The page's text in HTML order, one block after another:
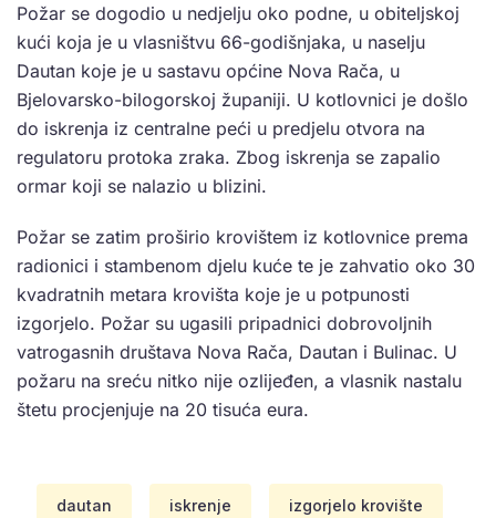
Požar se dogodio u nedjelju oko podne, u obiteljskoj
kući koja je u vlasništvu 66-godišnjaka, u naselju
Dautan koje je u sastavu općine Nova Rača, u
Bjelovarsko-bilogorskoj županiji. U kotlovnici je došlo
do iskrenja iz centralne peći u predjelu otvora na
regulatoru protoka zraka. Zbog iskrenja se zapalio
ormar koji se nalazio u blizini.
Požar se zatim proširio krovištem iz kotlovnice prema
radionici i stambenom djelu kuće te je zahvatio oko 30
kvadratnih metara krovišta koje je u potpunosti
izgorjelo. Požar su ugasili pripadnici dobrovoljnih
vatrogasnih društava Nova Rača, Dautan i Bulinac. U
požaru na sreću nitko nije ozlijeđen, a vlasnik nastalu
štetu procjenjuje na 20 tisuća eura.
dautan iskrenje izgorjelo krovište